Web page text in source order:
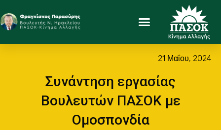
21 Μαΐου, 2024
Συνάντηση εργασίας
Βουλευτών ΠΑΣΟΚ με
Ομοσπονδία